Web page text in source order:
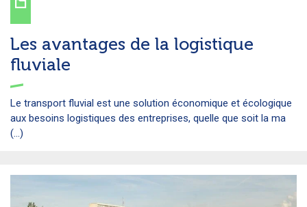
Les avantages de la logistique
fluviale
Le transport fluvial est une solution économique et écologique
aux besoins logistiques des entreprises, quelle que soit la ma
(...)